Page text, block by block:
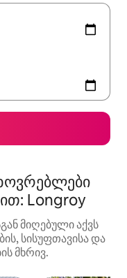
Longroy
მიღებული აქვს
სისუფთავისა და
მხრივ.